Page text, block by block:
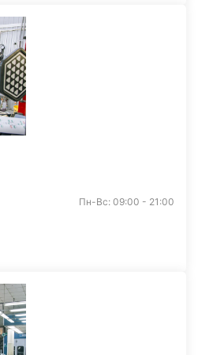
Пн-Вс: 09:00 - 21:00